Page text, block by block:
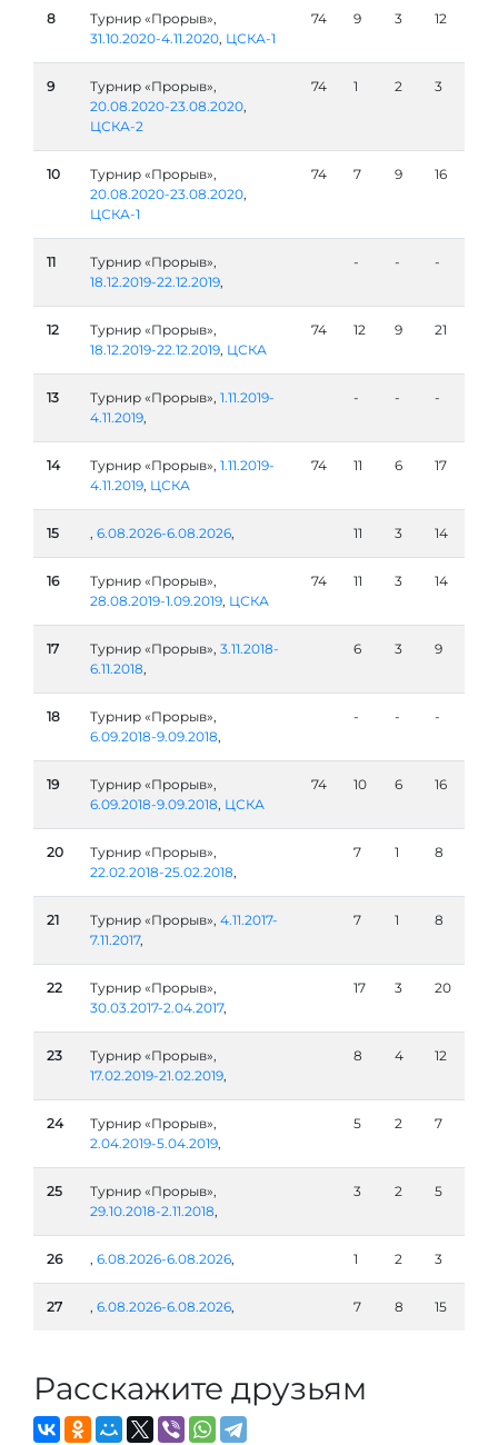
8
Турнир «Прорыв»,
31.10.2020-4.11.2020, ЦСКА-1
74 9 3 12
9
Турнир «Прорыв»,
20.08.2020-23.08.2020,
ЦСКА-2
74 1 2 3
10
Турнир «Прорыв»,
20.08.2020-23.08.2020,
ЦСКА-1
74 7 9 16
11
Турнир «Прорыв»,
18.12.2019-22.12.2019,
- - -
12
Турнир «Прорыв»,
18.12.2019-22.12.2019, ЦСКА
74 12 9 21
13 Турнир «Прорыв», 1.11.2019-
4.11.2019,
- - -
14 Турнир «Прорыв», 1.11.2019-
4.11.2019, ЦСКА
74 11 6 17
15 , 6.08.2026-6.08.2026, 11 3 14
16
Турнир «Прорыв»,
28.08.2019-1.09.2019, ЦСКА
74 11 3 14
17 Турнир «Прорыв», 3.11.2018-
6.11.2018,
6 3 9
18
Турнир «Прорыв»,
6.09.2018-9.09.2018,
- - -
19
Турнир «Прорыв»,
6.09.2018-9.09.2018, ЦСКА
74 10 6 16
20
Турнир «Прорыв»,
22.02.2018-25.02.2018,
7 1 8
21 Турнир «Прорыв», 4.11.2017-
7.11.2017,
7 1 8
22
Турнир «Прорыв»,
30.03.2017-2.04.2017,
17 3 20
23
Турнир «Прорыв»,
17.02.2019-21.02.2019,
8 4 12
24
Турнир «Прорыв»,
2.04.2019-5.04.2019,
5 2 7
25
Турнир «Прорыв»,
29.10.2018-2.11.2018,
3 2 5
26 , 6.08.2026-6.08.2026, 1 2 3
27 , 6.08.2026-6.08.2026, 7 8 15
Расскажите друзьям